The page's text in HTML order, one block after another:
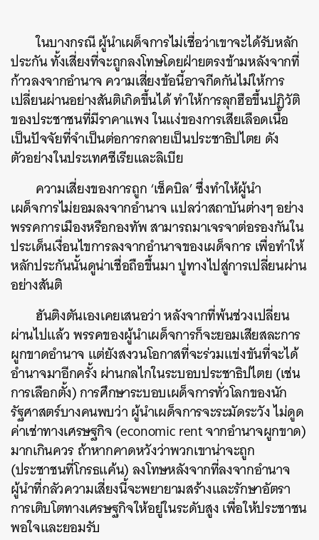
ในบางกรณี ผู้นำเผด็จการไม่เชื่อว่าเขาจะได้รับหลัก
ประกัน ทั้งเสี่ยงที่จะถูกลงโทษโดยฝ่ายตรงข้ามหลังจากที่
ก้าวลงจากอำนาจ ความเสี่ยงข้อนี้อาจกีดกันไม่ให้การ
เปลี่ยนผ่านอย่างสันติเกิดขึ้นได้ ทำให้การลุกฮือขึ้นปฏิวัติ
ของประชาชนที่มีราคาแพง ในแง่ของการเสียเลือดเนื้อ
เป็นปัจจัยที่จำเป็นต่อการกลายเป็นประชาธิปไตย ดัง
ตัวอย่างในประเทศซีเรียและลิเบีย
ความเสี่ยงของการถูก ‘เช็คบิล’ ซึ่งทำให้ผู้นำ
เผด็จการไม่ยอมลงจากอำนาจ แปลว่าสถาบันต่างๆ อย่าง
พรรคการเมืองหรือกองทัพ สามารถมาเจรจาต่อรองกันใน
ประเด็นเงื่อนไขการลงจากอำนาจของเผด็จการ เพื่อทำให้
หลักประกันนั้นดูน่าเชื่อถือขึ้นมา ปูทางไปสู่การเปลี่ยนผ่าน
อย่างสันติ
ฮันติงตันเองเคยเสนอว่า หลังจากที่พ้นช่วงเปลี่ยน
ผ่านไปแล้ว พรรคของผู้นำเผด็จการก็จะยอมเสียสละการ
ผูกขาดอำนาจ แต่ยังสงวนโอกาสที่จะร่วมแข่งขันที่จะได้
อำนาจมาอีกครั้ง ผ่านกลไกในระบอบประชาธิปไตย (เช่น
การเลือกตั้ง) การศึกษาระบอบเผด็จการทั่วโลกของนัก
รัฐศาสตร์บางคนพบว่า ผู้นำเผด็จการจะระมัดระวัง ไม่ดูด
ค่าเช่าทางเศรษฐกิจ (economic rent จากอำนาจผูกขาด)
มากเกินควร ถ้าหากคาดหวังว่าพวกเขาน่าจะถูก
(ประชาชนที่โกรธแค้น) ลงโทษหลังจากที่ลงจากอำนาจ
ผู้นำที่กลัวความเสี่ยงนี้จะพยายามสร้างและรักษาอัตรา
การเติบโตทางเศรษฐกิจให้อยู่ในระดับสูง เพื่อให้ประชาชน
พอใจและยอมรับ